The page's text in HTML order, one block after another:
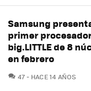
Samsung
primer
big.LITTLE de 8
en febrero
47COMENTARIOS
HACE 14 AÑOS